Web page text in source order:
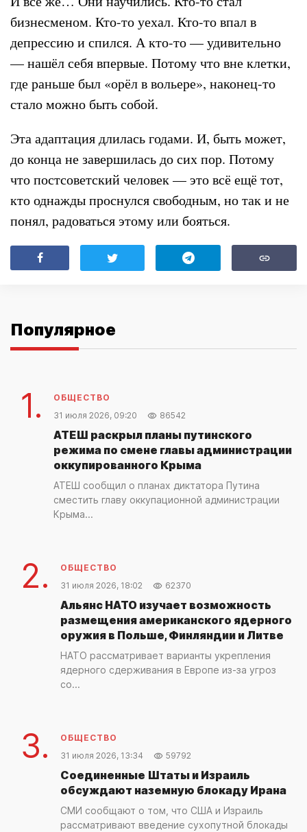
бизнесменом. Кто-то уехал. Кто-то впал в
депрессию и спился. А кто-то — удивительно
— нашёл себя впервые. Потому что вне клетки,
где раньше был «орёл в вольере», наконец-то
стало можно быть собой.
Эта адаптация длилась годами. И, быть может,
до конца не завершилась до сих пор. Потому
что постсоветский человек — это всё ещё тот,
кто однажды проснулся свободным, но так и не
понял, радоваться этому или бояться.
Популярное
1.
ОБЩЕСТВО
31 июля 2026, 09:20
86542
АТЕШ раскрыл планы путинского
режима по смене главы администрации
оккупированного Крыма
АТЕШ сообщил о планах диктатора Путина
сместить главу оккупационной администрации
Крыма...
2.
ОБЩЕСТВО
31 июля 2026, 18:02
62370
Альянс НАТО изучает возможность
размещения американского ядерного
оружия в Польше, Финляндии и Литве
НАТО рассматривает варианты укрепления
ядерного сдерживания в Европе из-за угроз
со...
3.
ОБЩЕСТВО
31 июля 2026, 13:34
59792
Соединенные Штаты и Израиль
обсуждают наземную блокаду Ирана
СМИ сообщают о том, что США и Израиль
рассматривают введение сухопутной блокады